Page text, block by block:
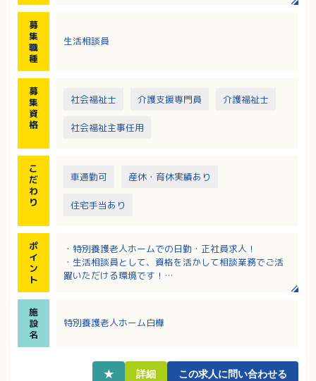
募
集
職
種
生活相談員
募
集
資
格
社会福祉士 介護支援専門員 介護福祉士
社会福祉主事任用
こ
だ
わ
り
車通勤可 産休・育休実績あり
住宅手当あり
ポ
イ
ン
ト
・特別養護老人ホームでの日勤・正社員求人！
・生活相談員として、資格を活かして相談業務でご活
躍いただける環境です！
・固定手当込み月給205,000円～273,000円！該当者
には住宅手当支給あり！
施
設
名
特別養護老人ホーム白樺
★ 詳細 この求人に問い合わせる